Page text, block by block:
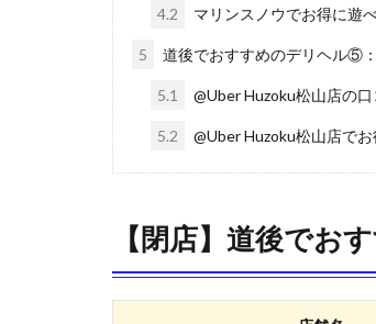
4.2 マリンスノウでお得に遊
5 道後でおすすめのデリヘル⑤
5.1 @Uber Huzoku松山店の
5.2 @Uber Huzoku松山店で
【閉店】道後でお